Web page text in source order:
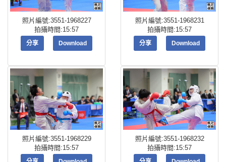
照片編號:3551-1968227
拍攝時間:15:57
分享 Download
照片編號:3551-1968231
拍攝時間:15:57
分享 Download
照片編號:3551-1968229
拍攝時間:15:57
照片編號:3551-1968232
拍攝時間:15:57